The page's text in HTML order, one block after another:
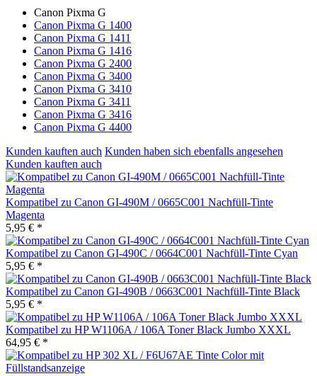
Canon Pixma G
Canon Pixma G 1400
Canon Pixma G 1411
Canon Pixma G 1416
Canon Pixma G 2400
Canon Pixma G 3400
Canon Pixma G 3410
Canon Pixma G 3411
Canon Pixma G 3416
Canon Pixma G 4400
Kunden kauften auch Kunden haben sich ebenfalls angesehen
Kunden kauften auch
Kompatibel zu Canon GI-490M / 0665C001 Nachfüll-Tinte
Magenta
5,95 € *
Kompatibel zu Canon GI-490C / 0664C001 Nachfüll-Tinte Cyan
5,95 € *
Kompatibel zu Canon GI-490B / 0663C001 Nachfüll-Tinte Black
5,95 € *
Kompatibel zu HP W1106A / 106A Toner Black Jumbo XXXL
64,95 € *